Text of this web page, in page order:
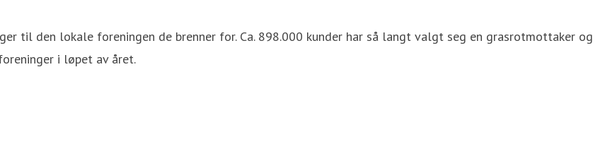
til den lokale foreningen de brenner for. Ca. 898.000 kunder har så langt valgt seg en grasrotmottaker og
i løpet av året.